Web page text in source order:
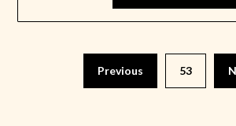
Пагинация
записей
Previous 53